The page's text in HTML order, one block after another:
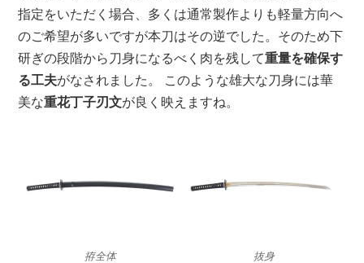
指定をいただく場合、多くは通常製作よりも軽量方向へ
のご希望が多いですが本刀はその逆でした。そのため下
研ぎの段階から刀身になるべく肉を残して重量を確保す
る工夫がなされました。 このような雄大な刀身には華
美な重花丁子刃文が良く映えますね。
拵全体 抜身